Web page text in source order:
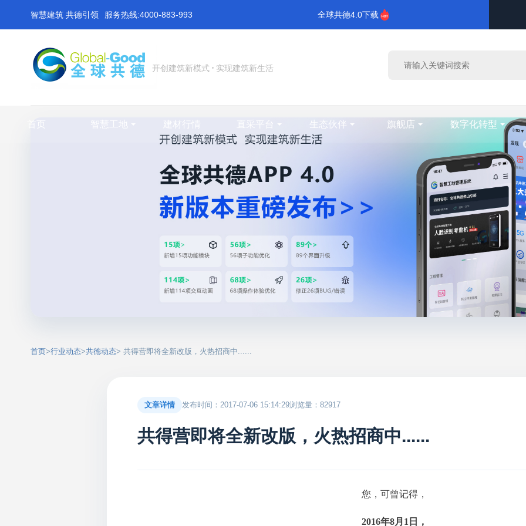
智慧建筑 共德引领 服务热线:4000-883-993 全球共德4.0下载
开创建筑新模式 实现建筑新生活
首页 智慧工地 建材行情 直采平台 生态伙伴 旗舰店 数字化转型
首页>行业动态>共德动态> 共得营即将全新改版，火热招商中......
文章详情 发布时间：2017-07-06 15:14:29浏览量：82917
共得营即将全新改版，火热招商中......
您，可曾记得，
2016年8月1日，